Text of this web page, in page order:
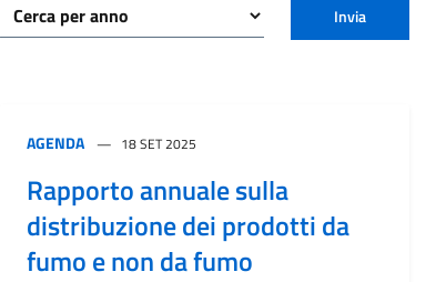
Invia
AGENDA 18 SET 2025
Rapporto annuale sulla
distribuzione dei prodotti da
fumo e non da fumo